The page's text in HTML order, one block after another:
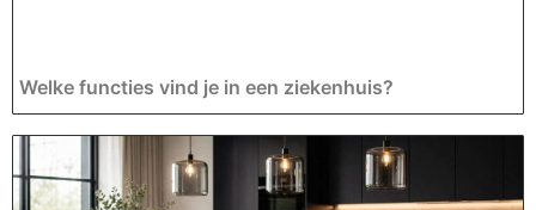
Welke functies vind je in een ziekenhuis?